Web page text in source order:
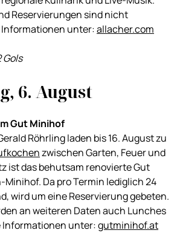
Reservierungen sind nicht
unter:allacher.com
Gols
6. August
Gut Minihof
Röhrling laden bis 16. August zu
zwischen Garten, Feuer und
ist das behutsam renovierte Gut
Da pro Termin lediglich 24
wird um eine Reservierung gebeten.
an weiteren Daten auch Lunches
Informationen unter:gutminihof.at